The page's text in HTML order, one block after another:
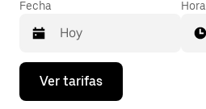
Fecha
Presiona
flecha
Hora
Ver tarifas